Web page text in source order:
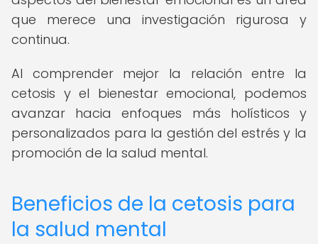
que merece una investigación rigurosa y
continua.
Al comprender mejor la relación entre la
cetosis y el bienestar emocional, podemos
avanzar hacia enfoques más holísticos y
personalizados para la gestión del estrés y la
promoción de la salud mental.
Beneficios de la cetosis para
la salud mental